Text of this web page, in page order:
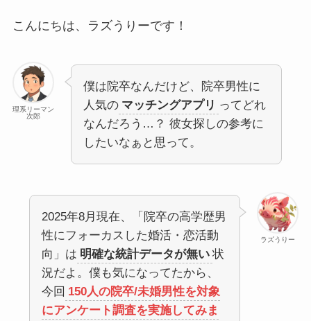
こんにちは、ラズうりーです！
理系リーマン
次郎
僕は院卒なんだけど、院卒男性に
人気の マッチングアプリ ってどれ
なんだろう…？ 彼女探しの参考に
したいなぁと思って。
ラズうりー
2025年8月現在、「院卒の高学歴男
性にフォーカスした婚活・恋活動
向」は 明確な統計データが無い 状
況だよ。僕も気になってたから、
今回 150人の院卒/未婚男性を対象
にアンケート調査を実施してみま